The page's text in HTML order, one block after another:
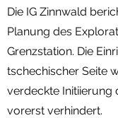
Die IG Zinnwald
Planung des
Grenzstation. Die
tschechischer Seite
verdeckte Initiierung
vorerst verhindert.